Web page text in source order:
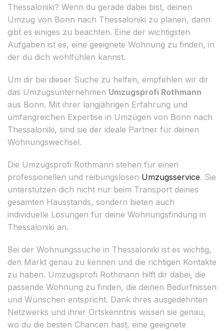
Thessaloniki? Wenn du gerade dabei bist, deinen
Umzug von Bonn nach Thessaloniki zu planen, dann
gibt es einiges zu beachten. Eine der wichtigsten
Aufgaben ist es, eine geeignete Wohnung zu finden, in
der du dich wohlfühlen kannst.
Um dir bei dieser Suche zu helfen, empfehlen wir dir
das Umzugsunternehmen Umzugsprofi Rothmann
aus Bonn. Mit ihrer langjährigen Erfahrung und
umfangreichen Expertise in Umzügen von Bonn nach
Thessaloniki, sind sie der ideale Partner für deinen
Wohnungswechsel.
Die Umzugsprofi Rothmann stehen für einen
professionellen und reibungslosen Umzugsservice. Sie
unterstützen dich nicht nur beim Transport deines
gesamten Hausstands, sondern bieten auch
individuelle Lösungen für deine Wohnungsfindung in
Thessaloniki an.
Bei der Wohnungssuche in Thessaloniki ist es wichtig,
den Markt genau zu kennen und die richtigen Kontakte
zu haben. Umzugsprofi Rothmann hilft dir dabei, die
passende Wohnung zu finden, die deinen Bedürfnissen
und Wünschen entspricht. Dank ihres ausgedehnten
Netzwerks und ihrer Ortskenntnis wissen sie genau,
wo du die besten Chancen hast, eine geeignete